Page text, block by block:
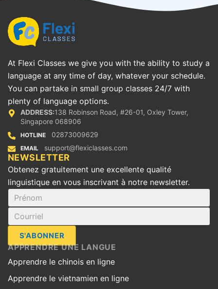
At Flexi Classes we give you with the ability to study a
language at any time of day, whatever your schedule.
You can partake in small group classes 24/7 with
plenty of language options.
ADDRESS:138 Robinson Road, #26-01, Oxley Tower,
Singapore 068906
HOTLINE 02873009629
EMAIL support@flexiclasses.com
‪NEWSLETTER
Obtenez gratuitement une excellente qualité
linguistique en vous inscrivant à notre newsletter.
S'ABONNER
APPRENDRE UNE LANGUE
Apprendre le chinois en ligne
Apprendre le vietnamien en ligne